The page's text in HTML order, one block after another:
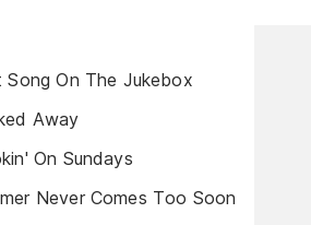
Song On The Jukebox
Away
On Sundays
Never Comes Too Soon